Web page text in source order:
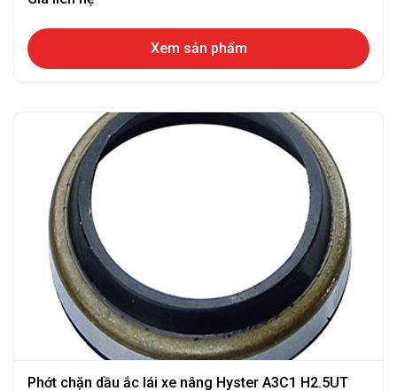
Xem sản phẩm
Phớt chặn dầu ắc lái xe nâng Hyster A3C1 H2.5UT